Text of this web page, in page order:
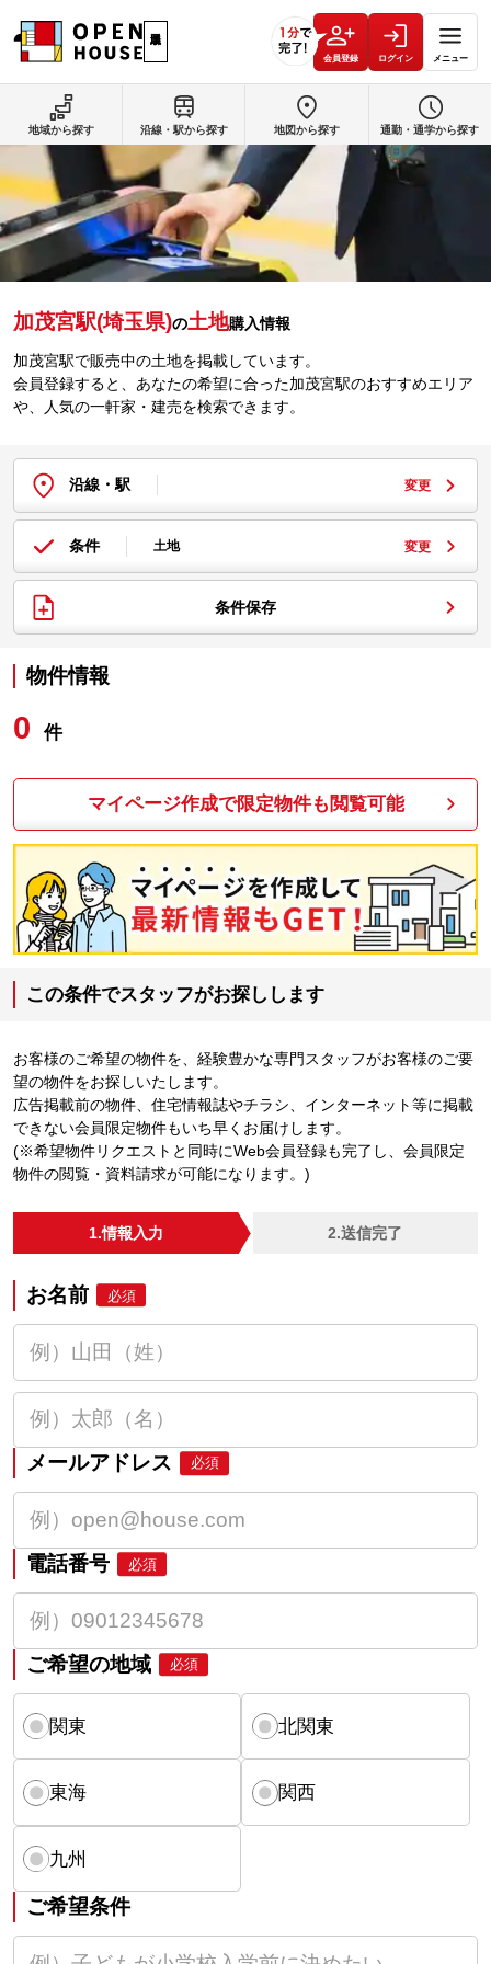
会員登録 ログイン メニュー
加茂宮駅(埼玉県)の土地購入情報
加茂宮駅で販売中の土地を掲載しています。
会員登録すると、あなたの希望に合った加茂宮駅のおすすめエリア
や、人気の一軒家・建売を検索できます。
沿線・駅 変更
条件 土地 変更
条件保存
物件情報
0 件
マイページ作成で限定物件も閲覧可能
この条件でスタッフがお探しします
お客様のご希望の物件を、経験豊かな専門スタッフがお客様のご要
望の物件をお探しいたします。
広告掲載前の物件、住宅情報誌やチラシ、インターネット等に掲載
できない会員限定物件もいち早くお届けします。
(※希望物件リクエストと同時にWeb会員登録も完了し、会員限定
物件の閲覧・資料請求が可能になります。)
1.情報入力 2.送信完了
お名前 必須
メールアドレス 必須
電話番号 必須
ご希望の地域 必須
関東 北関東
東海 関西
九州
ご希望条件
地域から探す 沿線・駅から探す 地図から探す 通勤・通学から探す